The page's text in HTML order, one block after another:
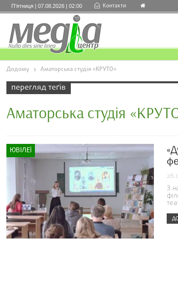
П’ятниця | 07.08.2026 | 02:00 Контакти
Додому Аматорська студія «КРУТО»
перегляд теґів
Аматорська студія
ЮВІЛЕЇ
З